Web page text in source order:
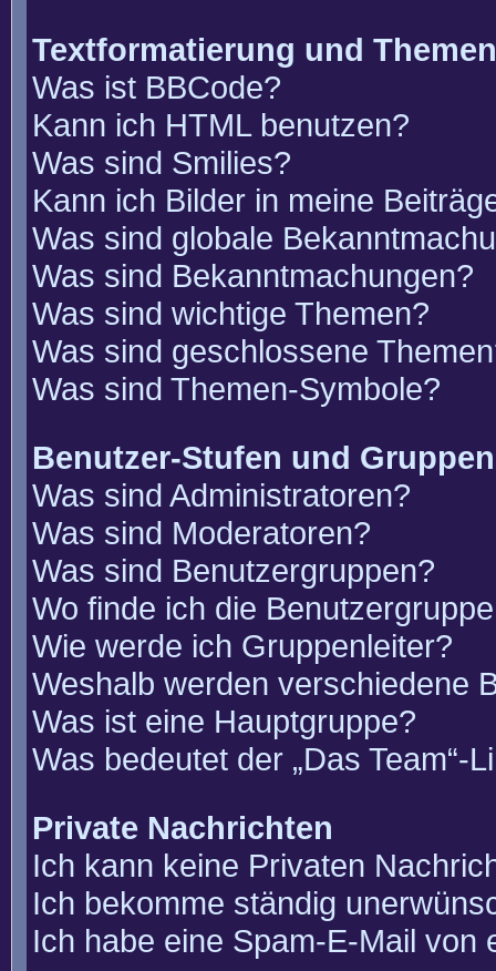
Textformatierung und
Was ist BBCode?
Kann ich HTML benutzen?
Was sind Smilies?
Kann ich Bilder in meine
Was sind globale
Was sind Bekanntmachungen?
Was sind wichtige Themen?
Was sind geschlossene
Was sind Themen-Symbole?
Benutzer-Stufen und Gruppen
Was sind Administratoren?
Was sind Moderatoren?
Was sind Benutzergruppen?
Wo finde ich die
Wie werde ich Gruppenleiter?
Weshalb werden verschiedene
Was ist eine Hauptgruppe?
Was bedeutet der „Das Team“-
Private Nachrichten
Ich kann keine Privaten
Ich bekomme ständig
Ich habe eine Spam-E-Mail von